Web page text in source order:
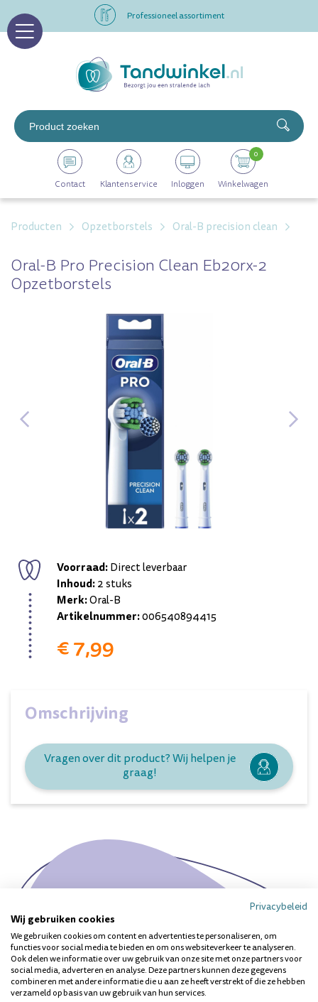
Professioneel assortiment
Op werkdagen voor 16.00 uur besteld, morgen in huis
Professioneel assortiment
Altijd op voorraad
Contact Klantenservice Inloggen Winkelwagen
0
Producten Opzetborstels Oral-B precision clean
Oral-B Pro Precision Clean Eb20rx-2
Opzetborstels
Voorraad:Direct leverbaar
Inhoud:2 stuks
Merk:Oral-B
Artikelnummer:006540894415
€ 7,99
Omschrijving
Vragen over dit product? Wij helpen je
graag!
Ieder gebit is uniek. Heb je
een specifieke vraag?
Wij geven jou graag
persoonlijk antwoord.
Privacybeleid
Wij gebruiken cookies
We gebruiken cookies om content en advertenties te personaliseren, om
functies voor social media te bieden en om ons websiteverkeer te analyseren.
Ook delen we informatie over uw gebruik van onze site met onze partners voor
social media, adverteren en analyse. Deze partners kunnen deze gegevens
combineren met andere informatie die u aan ze heeft verstrekt of die ze hebben
verzameld op basis van uw gebruik van hun services.